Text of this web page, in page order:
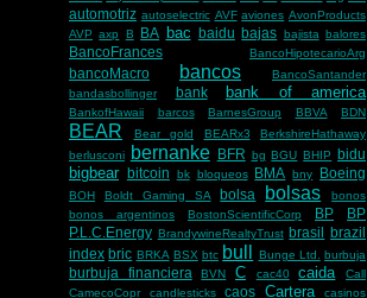
automotriz autoselectric AVF aviones AvonProducts
AVP axp B BA bac baidu bajas bajista balores
BancoFrances BancoHipotecarioArg
bancoMacro bancos
BancoSantander
bandasbollinger
bank bank of america
BankofHawaii barcos BarnesGroup BBVA BDN
BEAR Bear gold BEARx3
BerkshireHathaway
berlusconi
bernanke BFR bg BGU BHIP bidu
bigbear bitcoin bk bloqueos BMA bny Boeing
BOH Boldt Gaming SA bolsa bolsas
bonos
bonos argentinos
BostonScientificCorp BP
BP
P.L.C.Energy BrandywineRealtyTrust brasil
brazil
index bric BRKA BSX btc bull Bunge Ltd. burbuja
burbuja financiera BVN C cac40 caida
Call
CamecoCopr
candlesticks caos Cartera casinos